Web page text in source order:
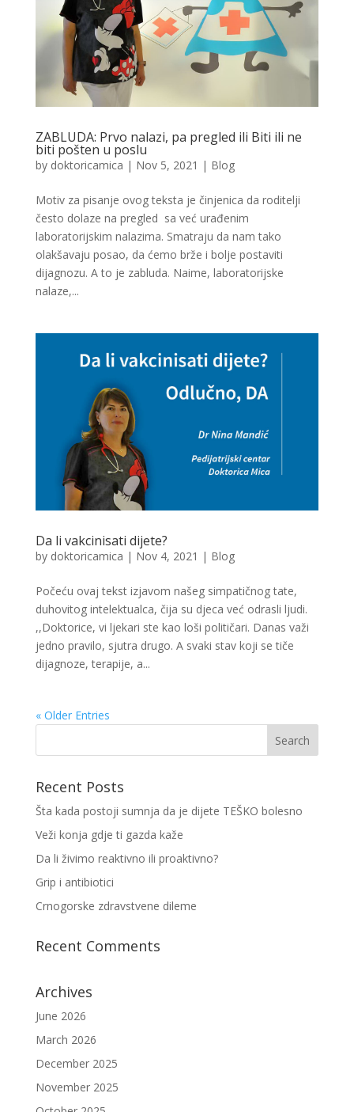
ZABLUDA: Prvo nalazi, pa pregled ili Biti ili ne
biti pošten u poslu
by doktoricamica | Nov 5, 2021 | Blog
Motiv za pisanje ovog teksta je činjenica da roditelji
često dolaze na pregled sa već urađenim
laboratorijskim nalazima. Smatraju da nam tako
olakšavaju posao, da ćemo brže i bolje postaviti
dijagnozu. A to je zabluda. Naime, laboratorijske
nalaze,...
Da li vakcinisati dijete?
by doktoricamica | Nov 4, 2021 | Blog
Počeću ovaj tekst izjavom našeg simpatičnog tate,
duhovitog intelektualca, čija su djeca već odrasli ljudi.
,,Doktorice, vi ljekari ste kao loši političari. Danas važi
jedno pravilo, sjutra drugo. A svaki stav koji se tiče
dijagnoze, terapije, a...
« Older Entries
Recent Posts
Šta kada postoji sumnja da je dijete TEŠKO bolesno
Veži konja gdje ti gazda kaže
Da li živimo reaktivno ili proaktivno?
Grip i antibiotici
Crnogorske zdravstvene dileme
Recent Comments
Archives
June 2026
March 2026
December 2025
November 2025